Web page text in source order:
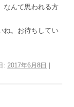
なんて思われる方
ね。お待ちしてい
: 2017年6月8日